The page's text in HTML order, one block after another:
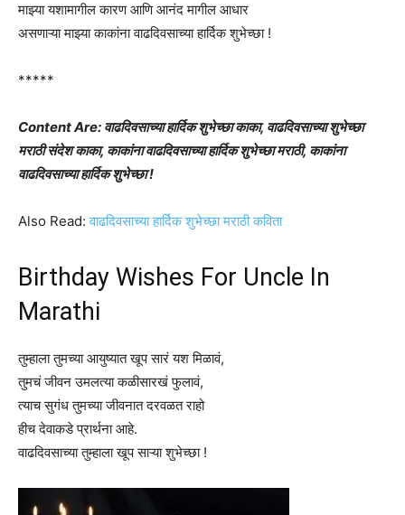
माझ्या यशामागील कारण आणि आनंद मागील आधार
असणाऱ्या माझ्या काकांना वाढदिवसाच्या हार्दिक शुभेच्छा !
*****
Content Are: वाढदिवसाच्या हार्दिक शुभेच्छा काका, वाढदिवसाच्या शुभेच्छा
मराठी संदेश काका, काकांना वाढदिवसाच्या हार्दिक शुभेच्छा मराठी, काकांना
वाढदिवसाच्या हार्दिक शुभेच्छा !
Also Read:वाढदिवसाच्या हार्दिक शुभेच्छा मराठी कविता
Birthday Wishes For Uncle In
Marathi
तुम्हाला तुमच्या आयुष्यात खूप सारं यश मिळावं,
तुमचं जीवन उमलत्या कळीसारखं फुलावं,
त्याच सुगंध तुमच्या जीवनात दरवळत राहो
हीच देवाकडे प्रार्थना आहे.
वाढदिवसाच्या तुम्हाला खूप साऱ्या शुभेच्छा !